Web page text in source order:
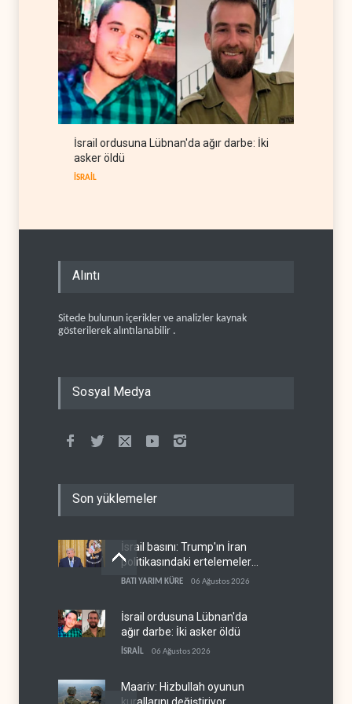
İsrail ordusuna Lübnan'da ağır darbe: İki
asker öldü
İSRAİL
Alıntı
Sitede bulunun içerikler ve analizler kaynak
gösterilerek alıntılanabilir .
Sosyal Medya
Son yüklemeler
İsrail basını: Trump'ın İran
politikasındaki ertelemeler
ABD seçimlerini riske atıyor
BATI YARIM KÜRE 06 Ağustos 2026
İsrail ordusuna Lübnan'da
ağır darbe: İki asker öldü
İSRAİL 06 Ağustos 2026
Maariv: Hizbullah oyunun